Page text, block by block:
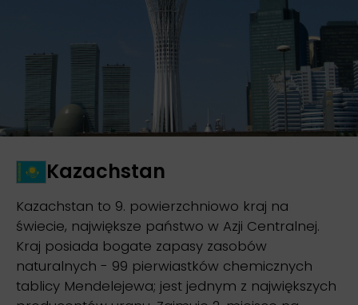
Kazachstan
Kazachstan to 9. powierzchniowo kraj na
świecie, największe państwo w Azji Centralnej.
Kraj posiada bogate zapasy zasobów
naturalnych - 99 pierwiastków chemicznych
tablicy Mendelejewa; jest jednym z największych